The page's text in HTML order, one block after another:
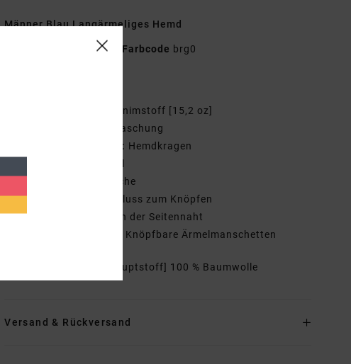
Männer Blau Langärmeliges Hemd
UVYWT00204 Farbcode brg0
Baumwoll-Denimstoff [15,2 oz]
Stückwaschung
Kragen/Ausschnitt: Hemdkragen
Brusttasche
Verschluss:
Verschluss zum Knöpfen
Branding:
Etikett an der Seitennaht
Knöpfbare Ärmelmanschetten
[Hauptstoff] 100 % Baumwolle
Versand & Rückversand